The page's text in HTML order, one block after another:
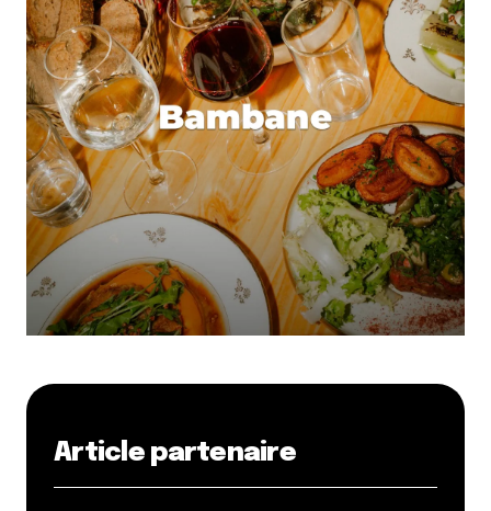
Article partenaire